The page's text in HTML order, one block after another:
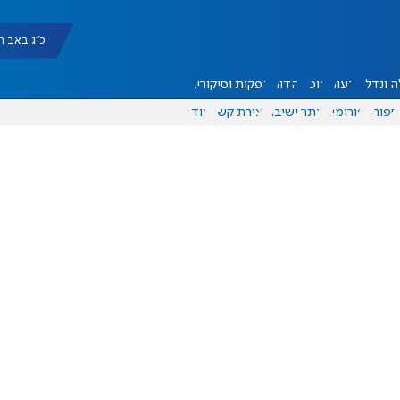
כ"ג באב תשפ"ו
ונדל"ן דעות אוכל יהדות הפקות וסיקורים
ספורט פורומים אתר ישיבה יצירת קשר עוד